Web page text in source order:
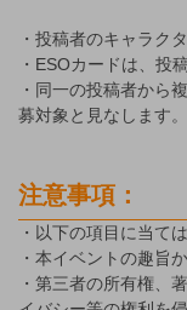
・投稿者のキャラク
・ESOカードは、投
・同一の投稿者から
募対象と見なします。
注意事項：
・以下の項目に当て
・本イベントの趣旨
・第三者の所有権、